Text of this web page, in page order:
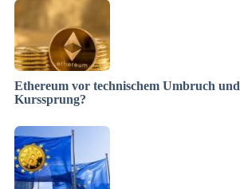
Ethereum vor technischem Umbruch und
Kurssprung?